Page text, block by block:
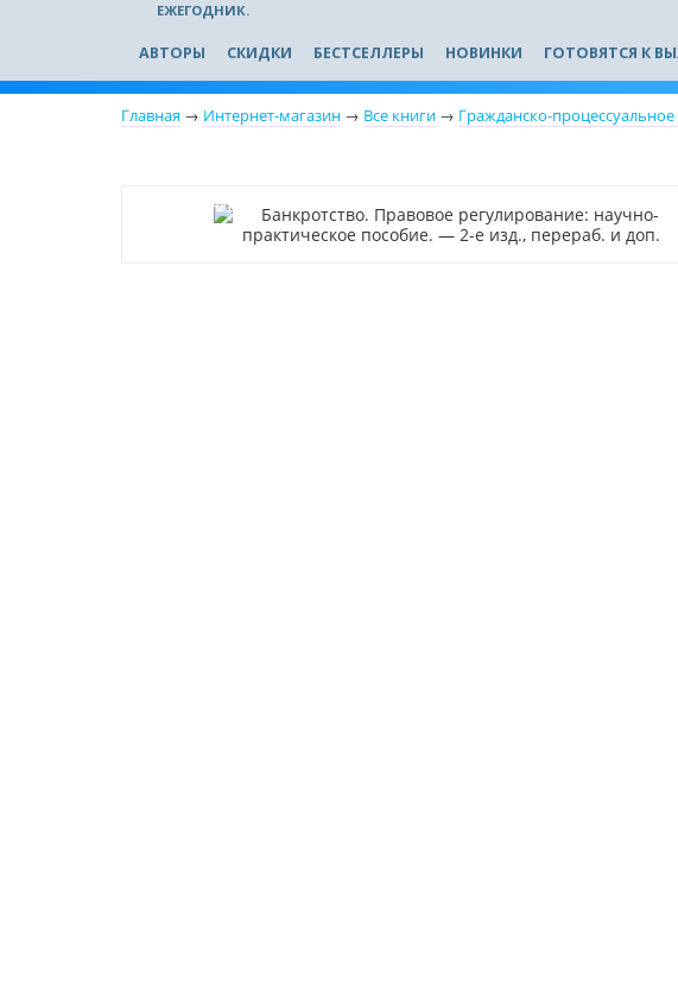
ЕЖЕГОДНИК.
АВТОРЫ СКИДКИ БЕСТСЕЛЛЕРЫ НОВИНКИ ГОТОВЯТСЯ К
Главная → Интернет-магазин → Все книги → Гражданско-
Новинка
Нет в наличии